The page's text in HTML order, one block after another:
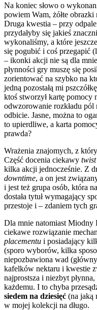
Na koniec słowo o
powiem Wam, żółte
Druga kwestia – przy
przydałyby się jakieś
wykonaliśmy, a które
się pogubić i coś przegapić
– ikonki akcji nie są dla
płynności gry muszę się
zorientować na szybko na
jedną pozostałą mi
ktoś stworzył kartę pomocy
odwzorowanie rozkładu pól
odbicie. Jasne, można to
to upierdliwe, a karta
prawda?
Wrażenia znajomych, z
Część docenia ciekawy twist
kilka akcji jednocześnie. Z
downtime, a on jest
i jest też grupa osób, która
dostała tytuł wymagający
przestoje i – zdaniem tych
Dla mnie natomiast Miodny
ciekawe rozwiązanie
placementu i posiadający
(sporo wyborów, kilka
niepozbawiona wad
kafelków nektaru i kwestie
najprostsza i niezbyt
każdemu. I to chyba
siedem na dziesięć (na jaką
w mojej kolekcji na długo.